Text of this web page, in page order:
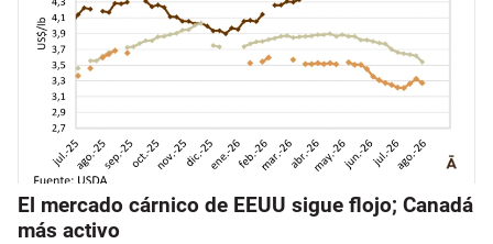
El mercado cárnico de EEUU sigue flojo; Canadá
más activo